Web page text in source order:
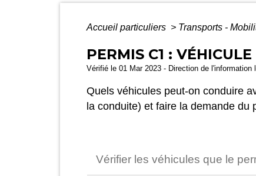
Accueil particuliers > Transports -
PERMIS C1 :
Vérifié le 01 Mar 2023 - Direction de
Quels véhicules peut-on conduire
la conduite) et faire la demande
Vérifier les véhicules que le